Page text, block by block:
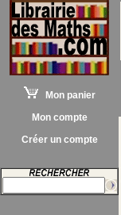
Mon panier
Mon compte
Créer un compte